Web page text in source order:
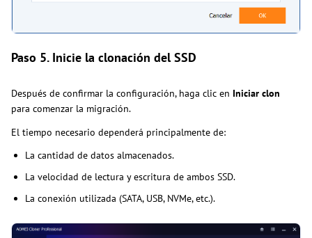
Paso 5. Inicie la clonación del SSD
Después de confirmar la configuración, haga clic en Iniciar clon
para comenzar la migración.
El tiempo necesario dependerá principalmente de:
La cantidad de datos almacenados.
La velocidad de lectura y escritura de ambos SSD.
La conexión utilizada (SATA, USB, NVMe, etc.).